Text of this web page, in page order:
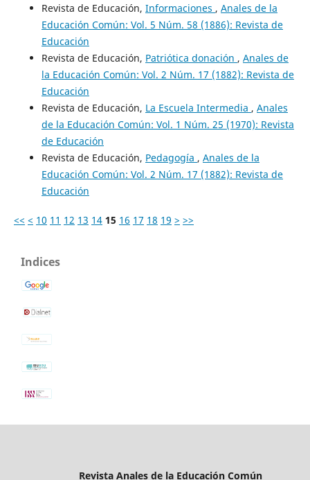
Revista de Educación, Informaciones , Anales de la
Educación Común: Vol. 5 Núm. 58 (1886): Revista de
Educación
Revista de Educación, Patriótica donación , Anales de
la Educación Común: Vol. 2 Núm. 17 (1882): Revista de
Educación
Revista de Educación, La Escuela Intermedia , Anales
de la Educación Común: Vol. 1 Núm. 25 (1970): Revista
de Educación
Revista de Educación, Pedagogía , Anales de la
Educación Común: Vol. 2 Núm. 17 (1882): Revista de
Educación
<< < 10 11 12 13 14 15 16 17 18 19 > >>
Indices
Revista Anales de la Educación Común